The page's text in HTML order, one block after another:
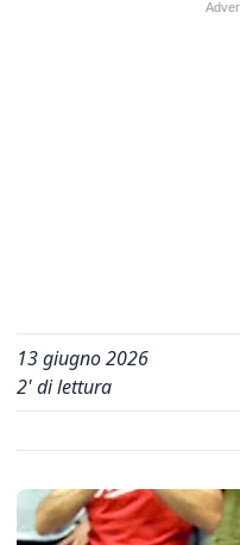
13 giugno 2026
2' di lettura